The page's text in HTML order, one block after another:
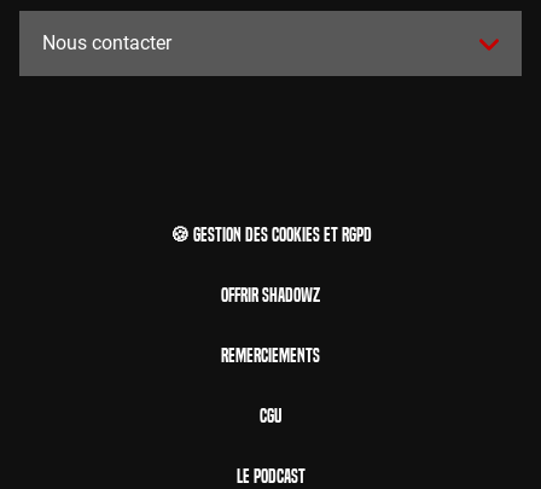
Nous contacter
🍪 Gestion des cookies et RGPD
Offrir Shadowz
Remerciements
CGU
Le Podcast